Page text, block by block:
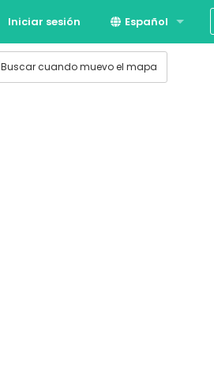
Iniciar sesión Español
English
Buscar cuando muevo el mapa